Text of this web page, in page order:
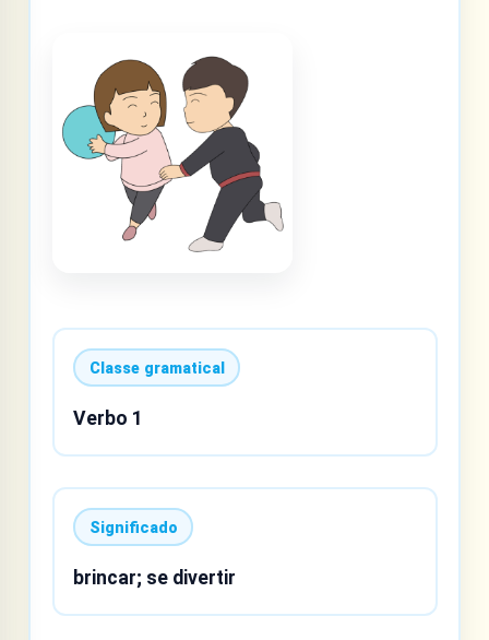
Classe gramatical
Verbo 1
Significado
brincar; se divertir